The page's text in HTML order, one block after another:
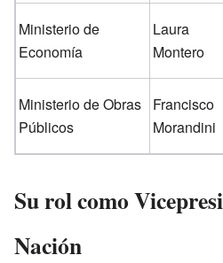
Ministerio de
Economía
Laura
Montero
Ministerio de Obras
Públicos
Francisco
Morandini
Su rol como
Nación